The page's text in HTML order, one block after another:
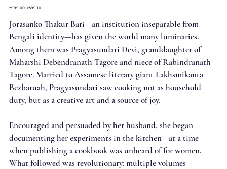
Original
₹999.00 Sale
₹899.10
Jorasanko Thakur Bari—an institution inseparable from
Bengali identity—has given the world many luminaries.
Among them was Pragyasundari Devi, granddaughter of
Maharshi Debendranath Tagore and niece of Rabindranath
Tagore. Married to Assamese literary giant Lakhsmikanta
Bezbaruah, Pragyasundari saw cooking not as household
duty, but as a creative art and a source of joy.
Encouraged and persuaded by her husband, she began
documenting her experiments in the kitchen—at a time
when publishing a cookbook was unheard of for women.
What followed was revolutionary: multiple volumes